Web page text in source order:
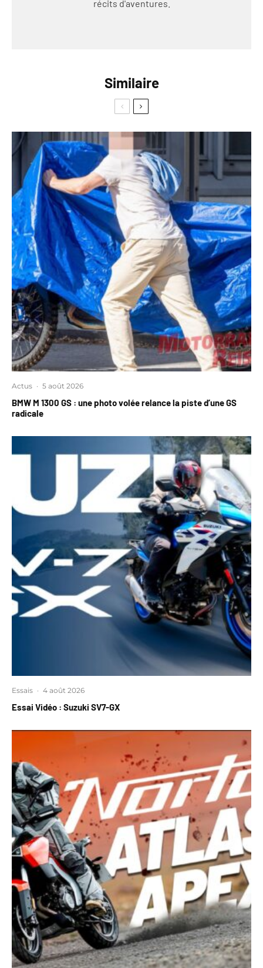
récits d'aventures.
Similaire
Actus · 5 août 2026
BMW M 1300 GS : une photo volée relance la piste d’une GS
radicale
Essais · 4 août 2026
Essai Vidéo : Suzuki SV7-GX